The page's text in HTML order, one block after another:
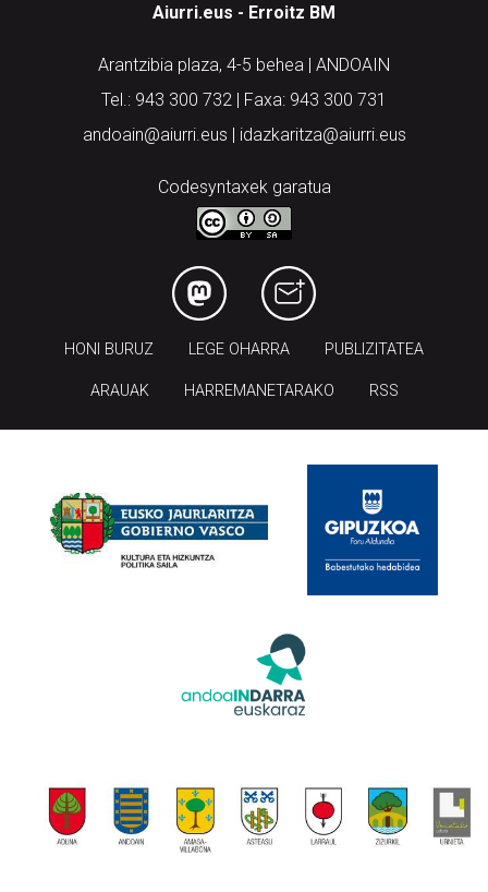
Aiurri.eus - Erroitz BM
Arantzibia plaza, 4-5 behea | ANDOAIN
Tel.: 943 300 732 | Faxa: 943 300 731
andoain@aiurri.eus | idazkaritza@aiurri.eus
Codesyntaxek garatua
HONI BURUZ LEGE OHARRA PUBLIZITATEA
ARAUAK HARREMANETARAKO RSS